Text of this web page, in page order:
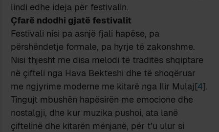
lindi edhe ideja për festivalin.
Çfarë ndodhi gjatë festivalit
Festivali nisi pa asnjë fjali hapëse, pa
përshëndetje formale, pa hyrje të zakonshme.
Nisi thjesht me disa melodi të traditës shqiptare
në çifteli nga Hava Bekteshi dhe të shoqëruar
me ngjyrime moderne me kitarë nga Ilir Mulaj[4].
Tingujt mbushën hapësirën me emocione dhe
nostalgji, dhe kur muzika pushoi, ata lanë
çiftelinë dhe kitarën mënjanë, për t’u ulur si